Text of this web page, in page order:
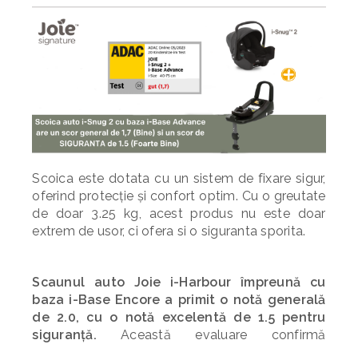
Scoica este dotata cu un sistem de fixare sigur,
oferind protecție și confort optim. Cu o greutate
de doar 3.25 kg, acest produs nu este doar
extrem de usor, ci ofera si o siguranta sporita.
Scaunul autoJoie i-Harbour împreună cu
baza i-Base Encore a primit o notă generală
de 2.0, cu o notă excelentă de 1.5 pentru
siguranță. Această evaluare confirmă